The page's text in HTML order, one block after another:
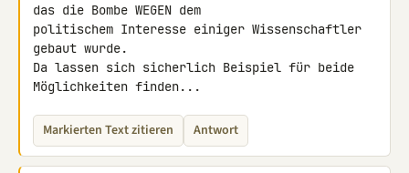
das die Bombe WEGEN dem
politischem Interesse einiger Wissenschaftler
gebaut wurde.
Da lassen sich sicherlich Beispiel für beide
Möglichkeiten finden...
Markierten Text zitieren Antwort